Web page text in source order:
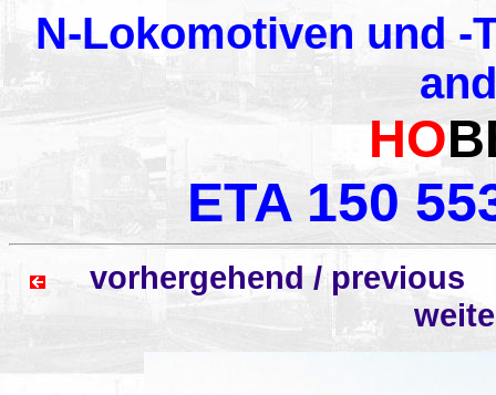
N-Lokomotiven und -
HO
ETA 150
vorhergehend /